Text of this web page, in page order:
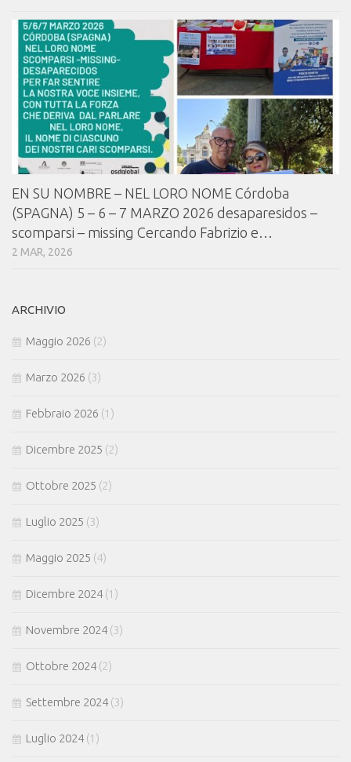
EN SU NOMBRE – NEL LORO NOME Córdoba
(SPAGNA) 5 – 6 – 7 MARZO 2026 desaparesidos –
scomparsi – missing Cercando Fabrizio e…
2 MAR, 2026
ARCHIVIO
Maggio 2026 (2)
Marzo 2026 (3)
Febbraio 2026 (1)
Dicembre 2025 (2)
Ottobre 2025 (2)
Luglio 2025 (3)
Maggio 2025 (4)
Dicembre 2024 (1)
Novembre 2024 (3)
Ottobre 2024 (2)
Settembre 2024 (3)
Luglio 2024 (1)